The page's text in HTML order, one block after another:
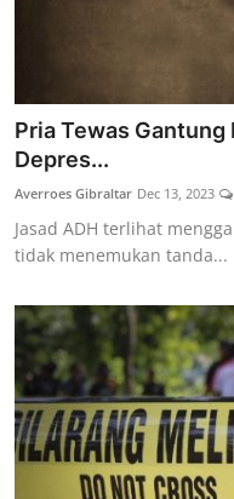
Pria Tewas
Depres...
Averroes Gibraltar Dec 13, 2023
Jasad ADH terlihat
tidak menemukan tanda...